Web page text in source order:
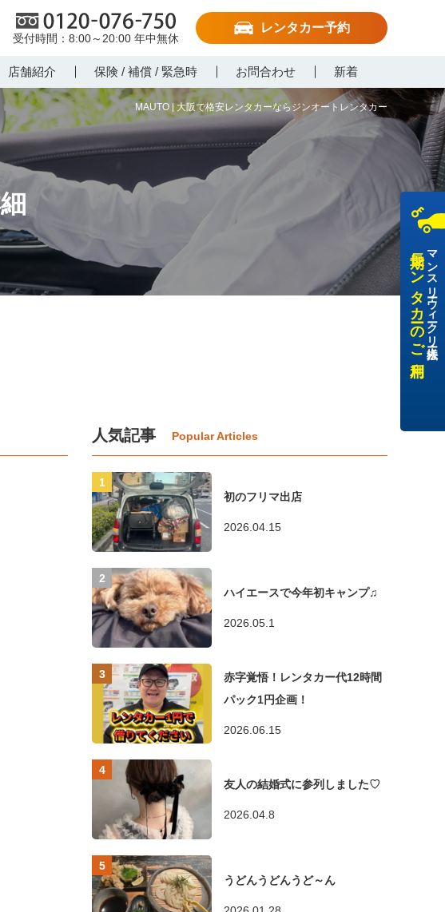
MAUTO | 大阪で格安レンタカーならジンオートレンタカー
0120-076-750
8:00～20:00 年中無休
レンタカー予約
店舗紹介 保険 / 補償 / 緊急時 お問合わせ 新着
人気記事
初のフリマ出店
2026.04.15
ハイエースで今年初キャンプ♫
2026.05.1
赤字覚悟！レンタカー代12時間
パック1円企画！
2026.06.15
友人の結婚式に参列しました♡
2026.04.8
うどんうどんうど～ん
マンスリー・ウィークリー・法人様
長期レンタカーのご利用